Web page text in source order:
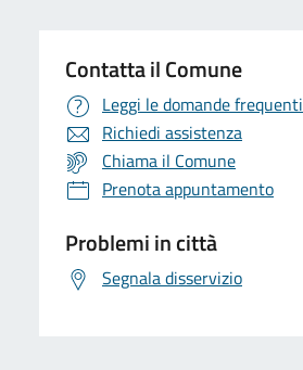
Contatta il Comune
Leggi le domande frequenti
Richiedi assistenza
Chiama il Comune
Prenota appuntamento
Problemi in città
Segnala disservizio